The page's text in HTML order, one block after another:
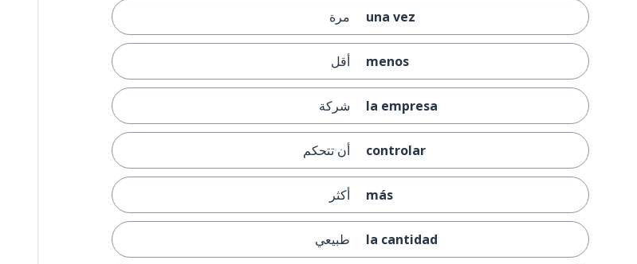
una vez مرة
menos أقل
la empresa شركة
controlar أن تتحكم
más أكثر
la cantidad طبيعي